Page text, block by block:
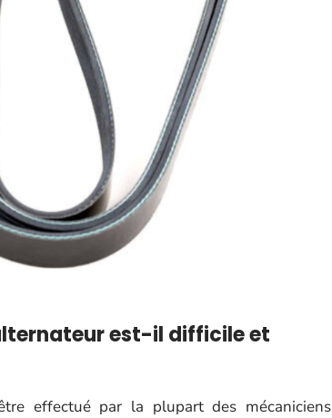
est-il difficile et
effectué par la plupart des mécaniciens